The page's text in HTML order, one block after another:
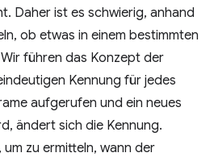
Daher ist es schwierig, anhand
ob etwas in einem bestimmten
führen das Konzept der
Kennung für jedes
aufgerufen und ein neues
ändert sich die Kennung.
zu ermitteln, wann der